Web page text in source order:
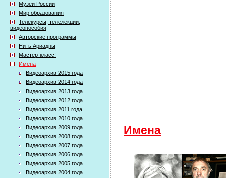
Музеи России
Мир образования
Телекурсы, телелекции,
видеопособия
Авторские программы
Нить Ариадны
Мастер-класс!
Имена
Видеоархив 2015 года
Видеоархив 2014 года
Видеоархив 2013 года
Видеоархив 2012 года
Видеоархив 2011 года
Видеоархив 2010 года
Видеоархив 2009 года
Видеоархив 2008 года
Видеоархив 2007 года
Видеоархив 2006 года
Видеоархив 2005 года
Видеоархив 2004 года
Имена